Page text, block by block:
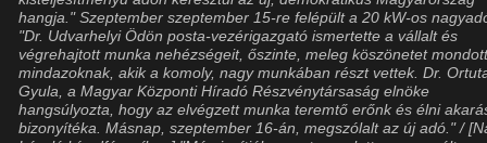
hangja." Szeptember szeptember 15-re felépült a 20 kW-os
"Dr. Udvarhelyi Ödön posta-vezérigazgató ismertette a vállalt és
végrehajtott munka nehézségeit, őszinte, meleg köszönetet
mindazoknak, akik a komoly, nagy munkában részt vettek. Dr.
Gyula, a Magyar Központi Híradó Részvénytársaság elnöke
hangsúlyozta, hogy az elvégzett munka teremtő erőnk és élni
bizonyítéka. Másnap, szeptember 16-án, megszólalt az új adó." /